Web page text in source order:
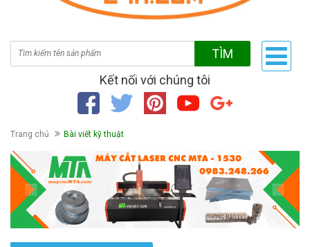
TÌM
Kết nối với chúng tôi
Trang chủ Bài viết kỹ thuật